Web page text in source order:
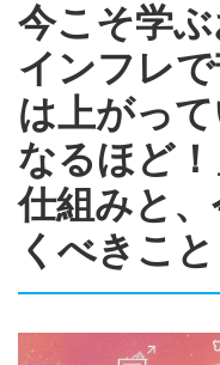
今こそ学
インフレ
は上がって
なるほど
仕組みと
くべきこと